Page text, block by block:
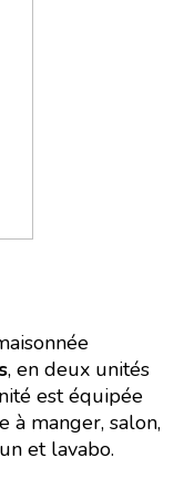
, en deux unités
est équipée
à manger, salon,
et lavabo.